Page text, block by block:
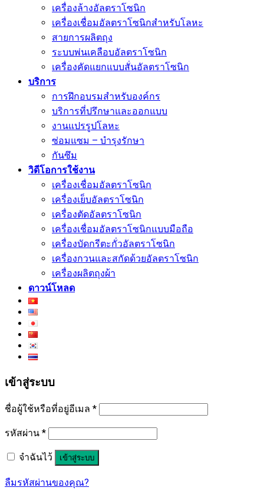
เครื่องล้างอัลตราโซนิก
เครื่องเชื่อมอัลตราโซนิกสำหรับโลหะ
สายการผลิตถุง
ระบบพ่นเคลือบอัลตราโซนิก
เครื่องคัดแยกแบบสั่นอัลตราโซนิก
บริการ
การฝึกอบรมสำหรับองค์กร
บริการที่ปรึกษาและออกแบบ
งานแปรรูปโลหะ
ซ่อมแซม – บำรุงรักษา
กันซึม
วิดีโอการใช้งาน
เครื่องเชื่อมอัลตราโซนิก
เครื่องเย็บอัลตราโซนิก
เครื่องตัดอัลตราโซนิก
เครื่องเชื่อมอัลตราโซนิกแบบมือถือ
เครื่องบัดกรีตะกั่วอัลตราโซนิก
เครื่องกวนและสกัดด้วยอัลตราโซนิก
เครื่องผลิตถุงผ้า
ดาวน์โหลด
เข้าสู่ระบบ
ชื่อผู้ใช้หรือที่อยู่อีเมล *
รหัสผ่าน *
จำฉันไว้ เข้าสู่ระบบ
ลืมรหัสผ่านของคุณ?